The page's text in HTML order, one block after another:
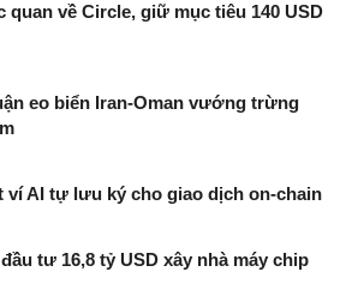
quan về Circle, giữ mục tiêu 140 USD
eo biển Iran-Oman vướng trừng
ví AI tự lưu ký cho giao dịch on-chain
tư 16,8 tỷ USD xây nhà máy chip